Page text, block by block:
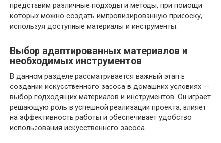
представим различные подходы и методы, при помощи
которых можно создать импровизированную присоску,
используя доступные материалы и инструменты.
Выбор адаптированных материалов и
необходимых инструментов
В данном разделе рассматривается важный этап в
создании искусственного засоса в домашних условиях —
выбор подходящих материалов и инструментов. Он играет
решающую роль в успешной реализации проекта, влияет
на эффективность работы и обеспечивает удобство
использования искусственного засоса.